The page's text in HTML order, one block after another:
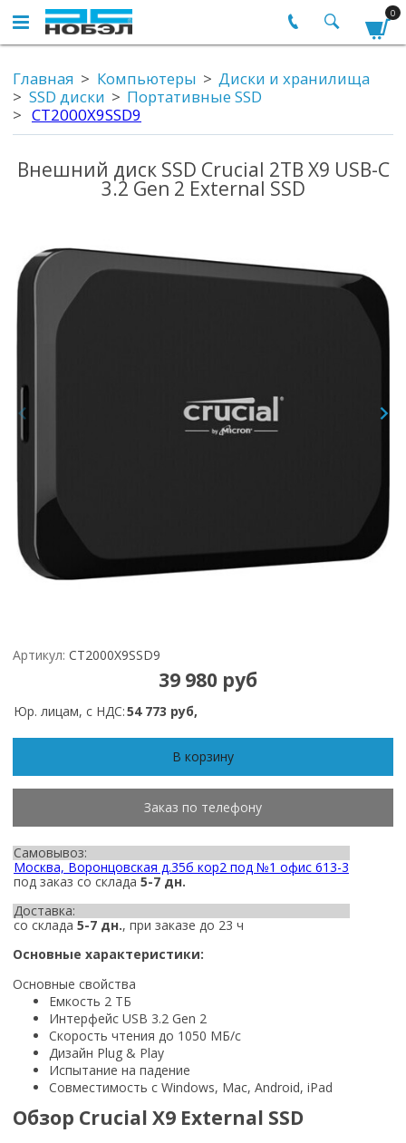
0
Главная Компьютеры
Диски и хранилища
SSD диски
Портативные SSD
CT2000X9SSD9
Внешний диск SSD Crucial 2TB X9 USB-C
3.2 Gen 2 External SSD
Артикул: CT2000X9SSD9
39 980 руб
Юр. лицам, с НДС:54 773 руб,
В корзину
Заказ по телефону
Самовывоз:
Москва, Воронцовская д.35б кор2 под №1 офис 613-3
под заказ со склада 5-7 дн.
Доставка:
со склада 5-7 дн., при заказе до 23 ч
Основные характеристики:
Основные свойства
Емкость 2 ТБ
Интерфейс USB 3.2 Gen 2
Скорость чтения до 1050 МБ/с
Дизайн Plug & Play
Испытание на падение
Совместимость с Windows, Mac, Android, iPad
Обзор Crucial X9 External SSD